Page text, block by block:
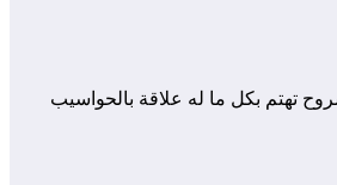
. قلعة الشروح تهتم بكل ما له علاقة بالحواسيب